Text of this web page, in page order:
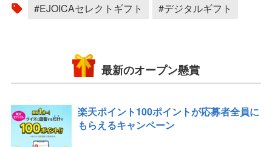
#EJOICAセレクトギフト #デジタルギフト
最新のオープン懸賞
楽天ポイント100ポイントが応募者全員に
もらえるキャンペーン